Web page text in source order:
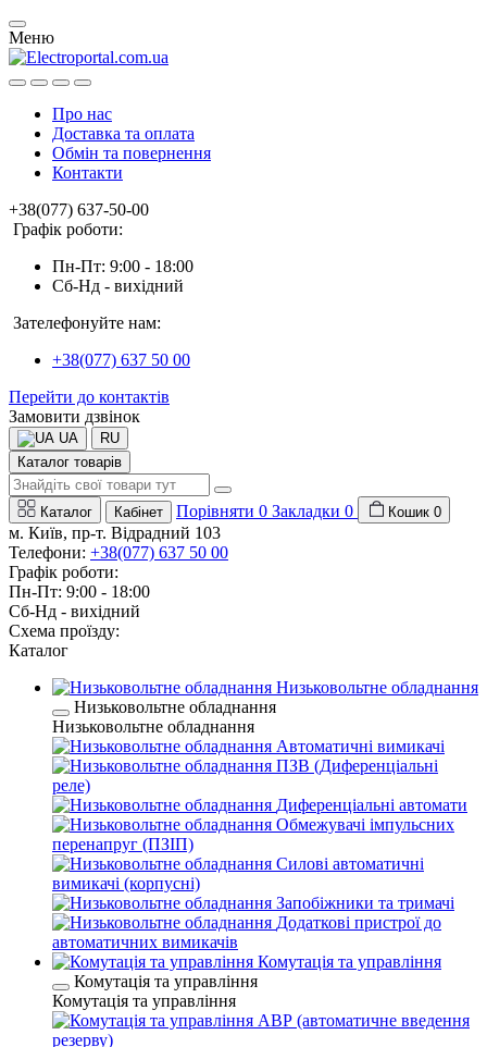
Меню
Про нас
Доставка та оплата
Обмін та повернення
Контакти
+38(077) 637-50-00
Графік роботи:
Пн-Пт: 9:00 - 18:00
Сб-Нд - вихідний
Зателефонуйте нам:
+38(077) 637 50 00
Перейти до контактів
Замовити дзвінок
UA
RU
Каталог товарів
Каталог Кабінет Порівняти 0 Закладки 0 Кошик 0
м. Київ, пр-т. Відрадний 103
Телефони: +38(077) 637 50 00
Графік роботи:
Пн-Пт: 9:00 - 18:00
Сб-Нд - вихідний
Схема проїзду:
Каталог
Низьковольтне обладнання
Низьковольтне обладнання
Низьковольтне обладнання
Автоматичні вимикачі
ПЗВ (Диференціальні
реле)
Диференціальні автомати
Обмежувачі імпульсних
перенапруг (ПЗІП)
Силові автоматичні
вимикачі (корпусні)
Запобіжники та тримачі
Додаткові пристрої до
автоматичних вимикачів
Комутація та управління
Комутація та управління
Комутація та управління
АВР (автоматичне введення
резерву)